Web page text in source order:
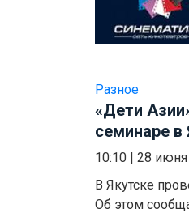
Разное
«Дети
семинаре в
10:10
28 июня
В Якутске
Об этом